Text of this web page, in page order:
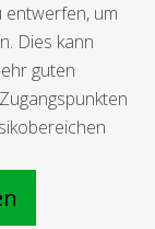
entwerfen, um
Dies kann
guten